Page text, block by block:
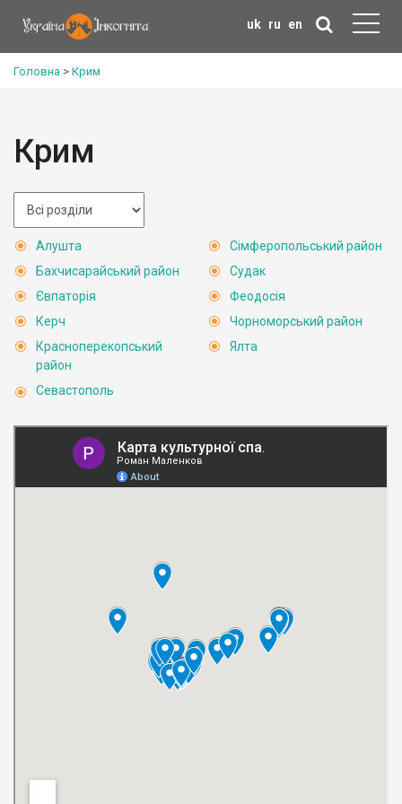
uk ru en
Головна > Крим
Крим
Алушта
Бахчисарайський район
Євпаторія
Керч
Красноперекопський
район
Севастополь
Сімферопольський район
Судак
Феодосія
Чорноморський район
Ялта